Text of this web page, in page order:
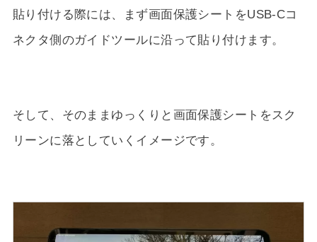
貼り付ける際には、まず画面保護シートをUSB-Cコ
ネクタ側のガイドツールに沿って貼り付けます。
そして、そのままゆっくりと画面保護シートをスク
リーンに落としていくイメージです。